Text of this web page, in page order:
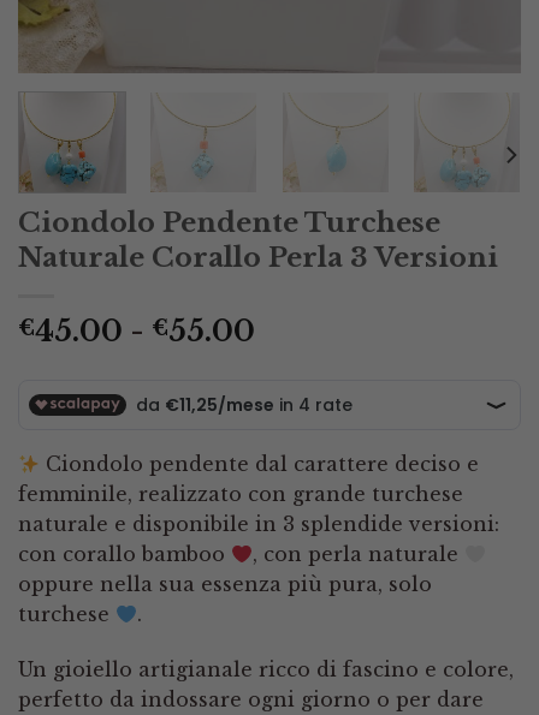
Ciondolo Pendente Turchese
Naturale Corallo Perla 3 Versioni
€45.00 - €55.00
da
€45.00
a
€55.00
Ciondolo pendente dal carattere deciso e
femminile, realizzato con grande turchese
naturale e disponibile in 3 splendide versioni:
con corallo bamboo
, con perla naturale
oppure nella sua essenza più pura, solo
turchese
.
Un gioiello artigianale ricco di fascino e colore,
perfetto da indossare ogni giorno o per dare